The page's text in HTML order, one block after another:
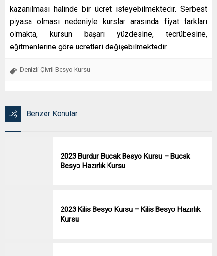
kazanılması halinde bir ücret isteyebilmektedir. Serbest
piyasa olması nedeniyle kurslar arasında fiyat farkları
olmakta, kursun başarı yüzdesine, tecrübesine,
eğitmenlerine göre ücretleri değişebilmektedir.
Denizli Çivril Besyo Kursu
Benzer Konular
2023 Burdur Bucak Besyo Kursu – Bucak
Besyo Hazırlık Kursu
2023 Kilis Besyo Kursu – Kilis Besyo Hazırlık
Kursu